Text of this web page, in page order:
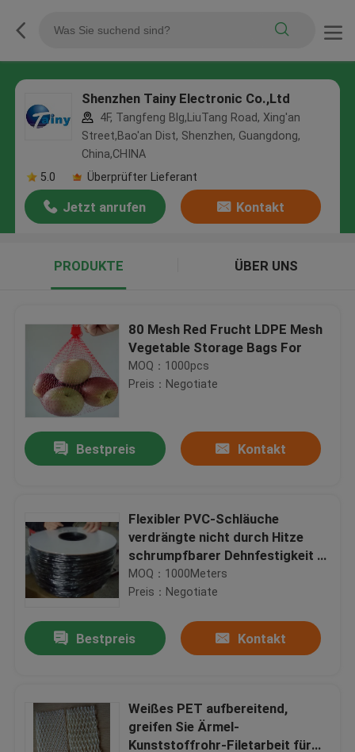
Shenzhen Tainy Electronic Co.,Ltd
4F, Tangfeng Blg,LiuTang Road, Xing'an
Street,Bao'an Dist, Shenzhen, Guangdong,
China,CHINA
5.0
Überprüfter Lieferant
Jetzt anrufen Kontakt
PRODUKTE ÜBER UNS
80 Mesh Red Frucht LDPE Mesh
Vegetable Storage Bags For
MOQ：1000pcs
Preis：Negotiate
Bestpreis Kontakt
Flexibler PVC-Schläuche
verdrängte nicht durch Hitze
schrumpfbarer Dehnfestigkeit ≥
10,41 Mpa
MOQ：1000Meters
Preis：Negotiate
Bestpreis Kontakt
Weißes PET aufbereitend,
greifen Sie Ärmel-
Kunststoffrohr-Filetarbeit für